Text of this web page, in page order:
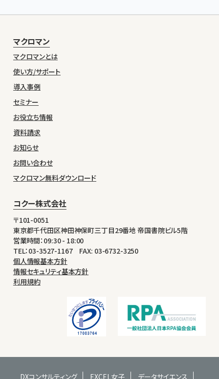
マクロマン
マクロマンとは
使い方/サポート
導入事例
セミナー
お役立ち情報
資料請求
お知らせ
お問い合わせ
マクロマン無料ダウンロード
コクー株式会社
〒101-0051
東京都千代田区神田神保町三丁目29番地 帝国書院ビル5階
営業時間：09:30 - 18:00
TEL：03-3527-1167 FAX: 03-6732-3250
個人情報基本方針
情報セキュリティ基本方針
利用規約
DXコンサルティング EXCEL女子 データサイエンス